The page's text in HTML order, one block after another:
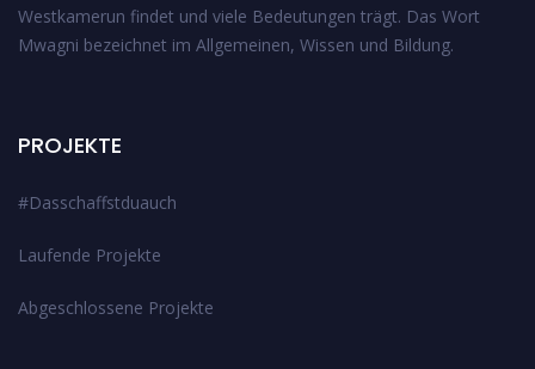
Westkamerun findet und viele Bedeutungen trägt. Das Wort
Mwagni bezeichnet im Allgemeinen, Wissen und Bildung.
PROJEKTE
#Dasschaffstduauch
Laufende Projekte
Abgeschlossene Projekte